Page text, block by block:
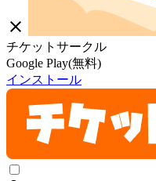
close
チケットサークル
Google Play(無料)
インストール